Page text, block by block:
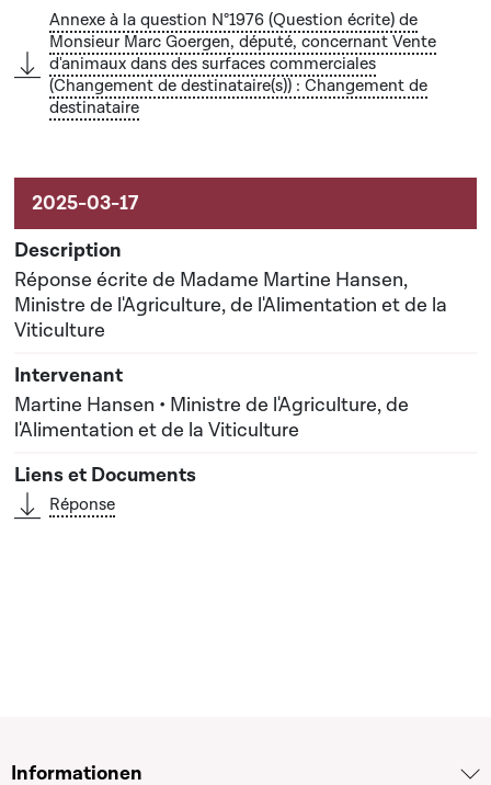
Annexe à la question N°1976 (Question écrite) de
Monsieur Marc Goergen, député, concernant Vente
d'animaux dans des surfaces commerciales
(Changement de destinataire(s)) : Changement de
destinataire
Réponse écrite de Madame Martine Hansen,
Ministre de l'Agriculture, de l'Alimentation et de la
Viticulture
Martine Hansen • Ministre de l'Agriculture, de
l'Alimentation et de la Viticulture
Réponse
Informationen